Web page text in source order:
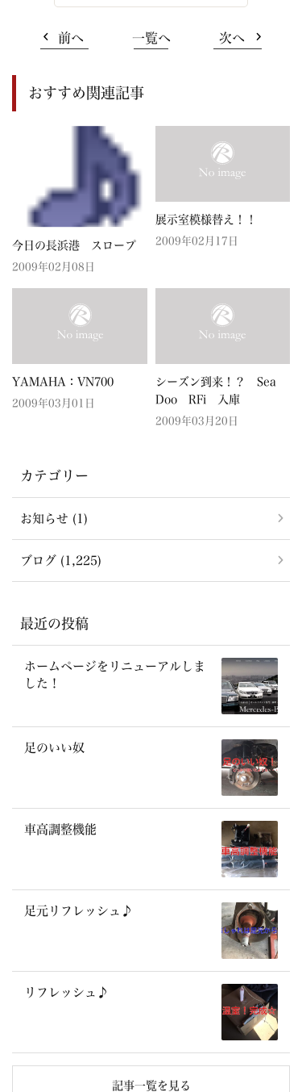
前へ 一覧へ 次へ
おすすめ関連記事
今日の長浜港 スロープ
2009年02月08日
展示室模様替え！！
2009年02月17日
YAMAHA：VN700
2009年03月01日
シーズン到来！？ Sea
Doo RFi 入庫
2009年03月20日
カテゴリー
お知らせ (1)
ブログ (1,225)
最近の投稿
ホームページをリニューアルしま
した！
足のいい奴
車高調整機能
足元リフレッシュ♪
リフレッシュ♪
記事一覧を見る